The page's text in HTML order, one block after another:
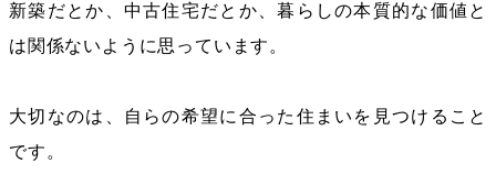
新築だとか、中古住宅だとか、暮らしの本質的な価値と
は関係ないように思っています。
大切なのは、自らの希望に合った住まいを見つけること
です。